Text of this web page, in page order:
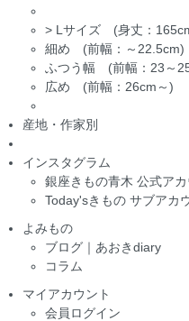
> Lサイズ (身丈：
細め (前幅：～22.5cm)
ふつう幅 (前幅：23～
広め (前幅：26cm～)
産地・作家別
インスタグラム
銀座きもの青木 公式アカ
Today'sきもの サブアカ
よみもの
ブログ｜あおきdiary
コラム
マイアカウント
会員ログイン